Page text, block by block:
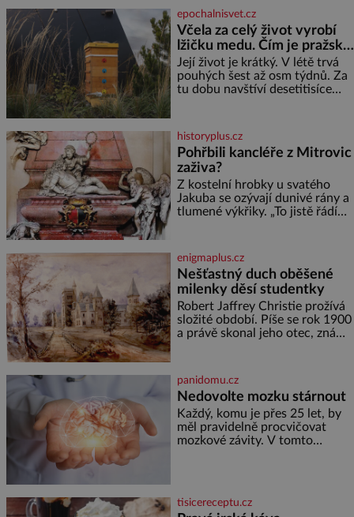
mzdová účetní a konec měsíce
je pro mě vždy velice psychicky
náročným obdobím. Od té
chvíle, co máme vnoučata, mi
dcera čím dál častěji volá o
pomoc, co se hlídání týče. Dalo
by se
epochalnisvet.cz
Včela za celý život vyrobí
lžičku medu. Čím je pražský
med ze střech tak ceněný?
Její život je krátký. V létě trvá
pouhých šest až osm týdnů. Za
tu dobu navštíví desetitisíce
medu – zhruba jednu čajovou
lžičku. Sama o sobě se může
zdát bezvýznamná. Teprve když
se spojí s dalšími desítkami tisíc
příslušnic svého včelstva,
vznikne jeden z
nejdokonalejších organismů
historyplus.cz
Pohřbili kancléře z Mitrovic
zaživa?
Z kostelní hrobky u svatého
Jakuba se ozývají dunivé rány a
tlumené výkřiky. „To jistě řádí
nikdo neodvážil podzemní
hrobku otevřít a její poklop tak
raději jen skrápí svěcenou
vodou. Za několik dní divné
burácení skutečně ustane. Když
o mnoho let později hrobku
enigmaplus.cz
Nešťastný duch oběšené
milenky děsí studentky
Robert Jaffrey Christie prožívá
složité období. Píše se rok 1900
a právě skonal jeho otec, známý
ale doprovázena ohromným
dědictvím
panidomu.cz
Nedovolte mozku stárnout
Každý, komu je přes 25 let, by
měl pravidelně procvičovat
mozkové závity. V tomto
marně v paměti lovíte název
tisicereceptu.cz